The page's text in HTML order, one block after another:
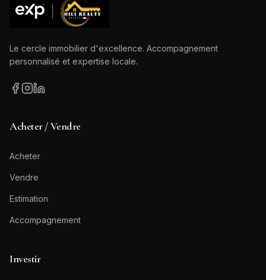
Le cercle immobilier d'excellence. Accompagnement
personnalisé et expertise locale.
Acheter / Vendre
Acheter
Vendre
Estimation
Accompagnement
Investir